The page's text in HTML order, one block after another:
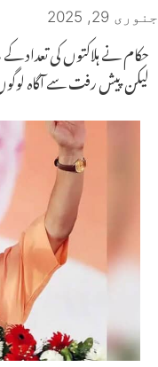
جنوری 29, 2025
حکام نے ہلاکتوں کی
لیکن پیش رفت سے آگاہ